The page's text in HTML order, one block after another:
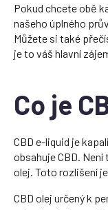
Pokud chcete obě
našeho úplného
Můžete si také
je to váš hlavní
Co je
CBD e-liquid je
obsahuje CBD.
olej. Toto rozlišení
CBD olej určený k